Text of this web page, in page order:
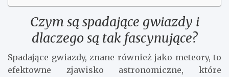
Czym są spadające gwiazdy i
dlaczego są tak fascynujące?
Spadające gwiazdy, znane również jako meteory, to
efektowne zjawisko astronomiczne, które